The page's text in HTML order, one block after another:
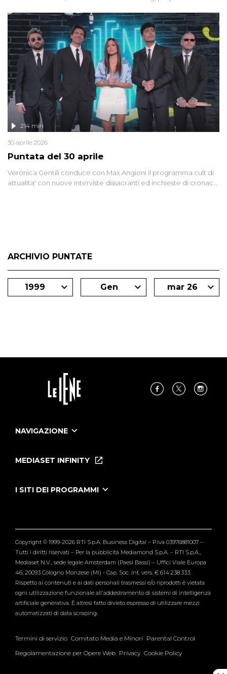
di settore - su quanto la guerra sia diventata una realtà pervasiva.
Anche se l'Italia non è direttamente coinvolta in conflitti armati, il
contesto globale rende impossibile considerarla un fenomeno
lontano.
Puntata del 30 aprile
214 min
30 aprile 2026
Veronica Gentili conduce con Max Angioni il programma cult di
attualita' con nuove interviste dissacranti ed inchieste di cronaca
ARCHIVIO PUNTATE
1999 Gen mar 26
NAVIGAZIONE
Le Iene Presentano Inside
Tutti i servizi
MEDIASET INFINITY
I SITI DEI PROGRAMMI
Verissimo
Copyright © 1999-2026 RTI S.p.A. Business Digital – P.Iva 03976881007 –
Tutti i diritti riservati – Per la pubblicità Mediamond S.p.A. – RTI S.p.A.,
Mediaset N.V., sede legale Amsterdam (Paesi Bassi) – Uffici Viale Europa
46, 20093 Cologno Monzese (MI) - Cap. Soc. int. vers. € 614.238.333.
Rispetto ai contenuti e ai dati personali trasmessi e/o riprodotti è vietata
ogni utilizzazione funzionale all'addestramento di sistemi di intelligenza
artificiale generativa. È altresì fatto divieto espresso di utilizzare mezzi
automatizzati di data scraping.
Termini di servizio Comitato Media e Minori Parental Control
Regolamentazione per Opere Web Privacy Cookie Policy